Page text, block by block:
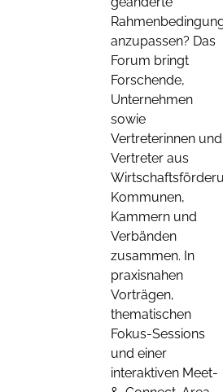
anzupassen? Das
Forum bringt
Forschende,
Unternehmen
sowie
Vertreterinnen und
Vertreter aus
Kommunen,
Kammern und
Verbänden
zusammen. In
praxisnahen
Vorträgen,
thematischen
Fokus-Sessions
und einer
interaktiven Meet-